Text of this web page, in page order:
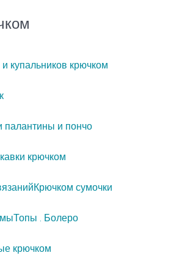
купальников крючком
и пончо
крючком
Крючком сумочки
Топы . Болеро
крючком